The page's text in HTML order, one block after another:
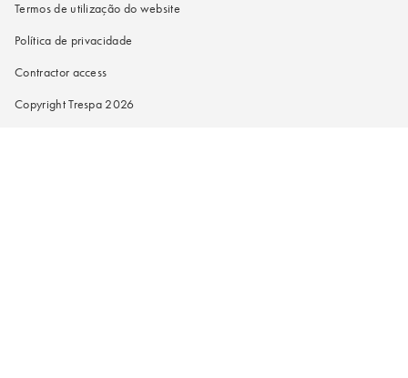
Termos de utilização do website
Política de privacidade
Contractor access
Copyright Trespa 2026